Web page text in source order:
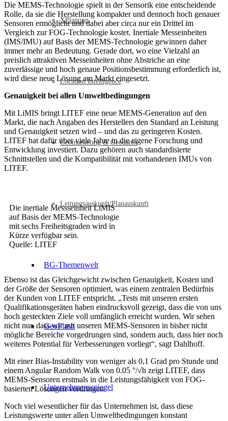
XPlanung
Location Intelligence
Geomarketing & Geodaten
Leitungsauskunft/Planauskunft
BG-Themenwelt
GeoFlash
Unternehmensspiegel
Die MEMS-Technologie spielt in der Sensorik eine entscheidende
Rolle, da sie die Herstellung kompakter und dennoch hoch genauer
Sensoren ermöglicht und dabei aber circa nur ein Drittel im
Vergleich zur FOG-Technologie kostet. Inertiale Messeinheiten
(IMS/IMU) auf Basis der MEMS-Technologie gewinnen daher
immer mehr an Bedeutung. Gerade dort, wo eine Vielzahl an
preislich attraktiven Messeinheiten ohne Abstriche an eine
zuverlässige und hoch genaue Positionsbestimmung erforderlich ist,
wird diese neue Lösung am Markt eingesetzt.
Genauigkeit bei allen Umweltbedingungen
Mit LiMIS bringt LITEF eine neue MEMS-Generation auf den
Markt, die nach Angaben des Herstellers den Standard an Leistung
und Genauigkeit setzen wird – und das zu geringeren Kosten.
LITEF hat dafür über viele Jahre in die eigene Forschung und
Entwicklung investiert. Dazu gehören auch standardisierte
Schnittstellen und die Kompatibilität mit vorhandenen IMUs von
LITEF.
Die inertiale Messseinheit LiMIS
auf Basis der MEMS-Technologie
mit sechs Freiheitsgraden wird in
Kürze verfügbar sein.
Quelle: LITEF
Ebenso ist das Gleichgewicht zwischen Genauigkeit, Kosten und
der Größe der Sensoren optimiert, was einem zentralen Bedürfnis
der Kunden von LITEF entspricht. „Tests mit unseren ersten
Qualifikationsgeräten haben eindrucksvoll gezeigt, dass die von uns
hoch gesteckten Ziele voll umfänglich erreicht wurden. Wir sehen
nicht nur, dass wir mit unseren MEMS-Sensoren in bisher nicht
mögliche Bereiche vorgedrungen sind, sondern auch, dass hier noch
weiteres Potential für Verbesserungen vorliegt“, sagt Dahlhoff.
Mit einer Bias-Instability von weniger als 0,1 Grad pro Stunde und
einem Angular Random Walk von 0.05 °/√h zeigt LITEF, dass
MEMS-Sensoren erstmals in die Leistungsfähigkeit von FOG-
basierten Lösungen vordringen.
Noch viel wesentlicher für das Unternehmen ist, dass diese
Leistungswerte unter allen Umweltbedingungen konstant